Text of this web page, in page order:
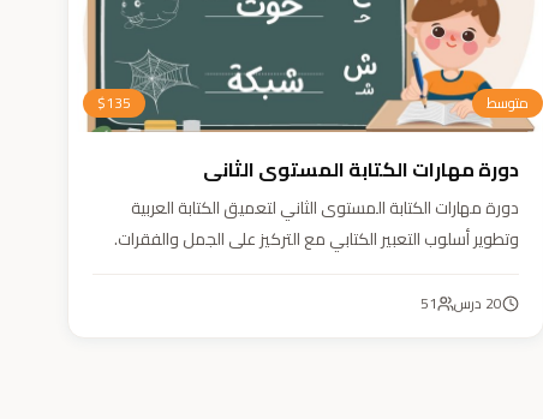
متوسط $135
دورة مهارات الكتابة المستوى الثاني
دورة مهارات الكتابة المستوى الثاني لتعميق الكتابة العربية
وتطوير أسلوب التعبير الكتابي مع التركيز على الجمل والفقرات.
20 درس 51